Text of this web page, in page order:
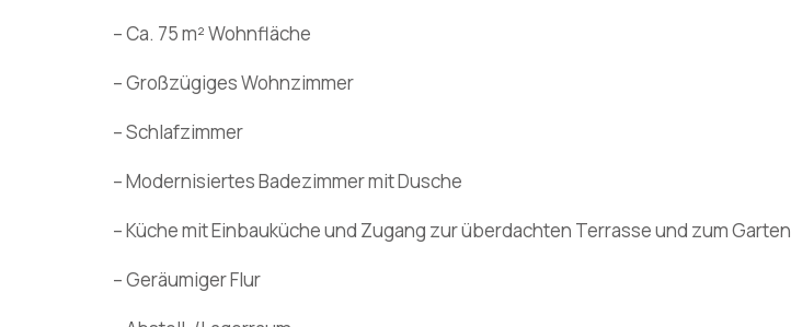
– Ca. 75 m² Wohnfläche
– Großzügiges Wohnzimmer
– Schlafzimmer
– Modernisiertes Badezimmer mit Dusche
– Küche mit Einbauküche und Zugang zur überdachten Terrasse und zum Garten
– Geräumiger Flur